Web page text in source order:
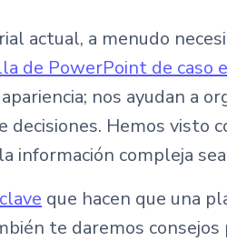
actual, a menudo
de PowerPoint de caso
nos ayudan a
decisiones. Hemos
información compleja
que hacen que una
te daremos